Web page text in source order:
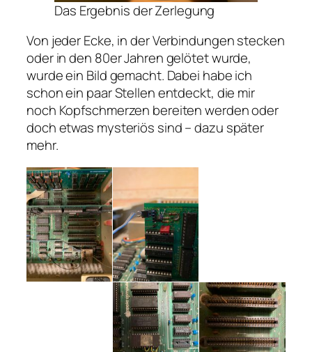
Das Ergebnis der Zerlegung
Von jeder Ecke, in der Verbindungen stecken
oder in den 80er Jahren gelötet wurde,
wurde ein Bild gemacht. Dabei habe ich
schon ein paar Stellen entdeckt, die mir
noch Kopfschmerzen bereiten werden oder
doch etwas mysteriös sind – dazu später
mehr.